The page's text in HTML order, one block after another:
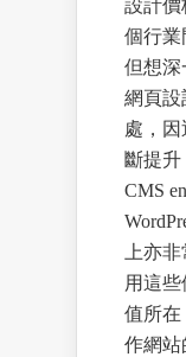
設計價
個行業
但想深
網頁設
處，因
斷提升
CMS
上亦
用這
值所在
作網站